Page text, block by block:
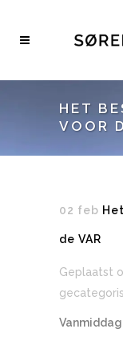
HET
VOOR
02 feb
de VAR
Geplaatst